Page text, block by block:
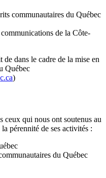
communautaires du Québec
de la Côte-
dans le cadre de la mise en
Québec
)
ceux qui nous ont soutenus au
pérennité de ses activités :
du Québec